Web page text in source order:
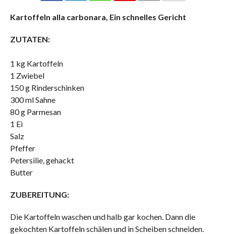
Kartoffeln alla carbonara, Ein schnelles Gericht
ZUTATEN:
1 kg Kartoffeln
1 Zwiebel
150 g Rinderschinken
300 ml Sahne
80 g Parmesan
1 Ei
Salz
Pfeffer
Petersilie, gehackt
Butter
ZUBEREITUNG:
Die Kartoffeln waschen und halb gar kochen. Dann die
gekochten Kartoffeln schälen und in Scheiben schneiden.